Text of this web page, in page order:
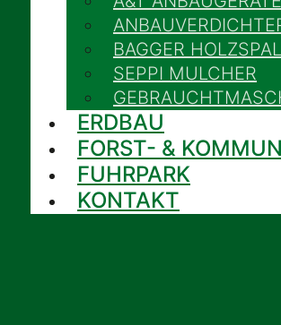
BAGGER
SEPPI MULCHER
ERDBAU
FORST- &
FUHRPARK
KONTAKT